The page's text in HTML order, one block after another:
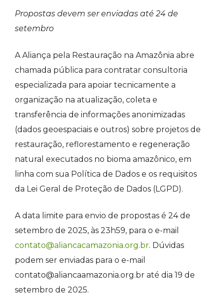
Propostas devem ser enviadas até 24 de
setembro
A Aliança pela Restauração na Amazônia abre
chamada pública para contratar consultoria
especializada para apoiar tecnicamente a
organização na atualização, coleta e
transferência de informações anonimizadas
(dados geoespaciais e outros) sobre projetos de
restauração, reflorestamento e regeneração
natural executados no bioma amazônico, em
linha com sua Política de Dados e os requisitos
da Lei Geral de Proteção de Dados (LGPD).
A data limite para envio de propostas é 24 de
setembro de 2025, às 23h59, para o e-mail
contato@aliancacamazonia.org.br. Dúvidas
podem ser enviadas para o e-mail
contato@aliancaamazonia.org.br até dia 19 de
setembro de 2025.